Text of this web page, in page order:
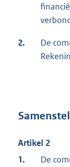
2.
De
Artikel 2
1.
De